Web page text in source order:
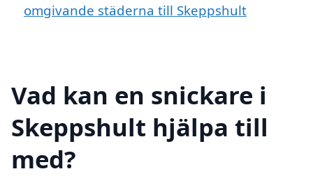
omgivande städerna till Skeppshult
Vad kan en snickare i
Skeppshult hjälpa till
med?